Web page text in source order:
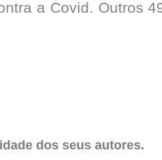
a Covid. Outros
dos seus autores.